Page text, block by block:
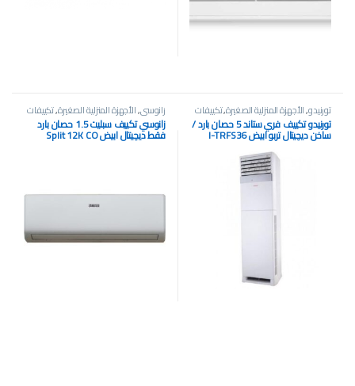
تورنيدو,الأجهزة المنزلية الصغيرة,تكييفات
تورنيدو تكييف فري ستاند 5 حصان بارد /
ساخن ديچيتال تربو ابيض I-TRFS36
زانوسي,الأجهزة المنزلية الصغيرة,تكييفات
زانوسي تكييف سبليت 1.5 حصان بارد
فقط ديچيتال ابيض Split 12K CO